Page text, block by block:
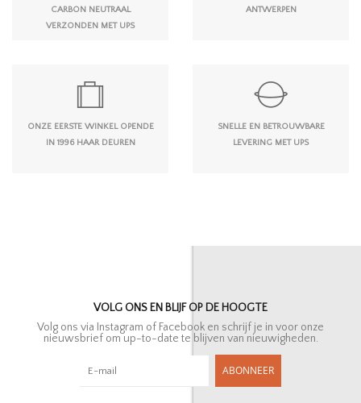
CARBON NEUTRAAL
VERZONDEN MET UPS
ANTWERPEN
ONZE EERSTE WINKEL OPENDE
IN 1996 HAAR DEUREN
SNELLE EN BETROUWBARE
LEVERING MET UPS
VOLG ONS EN BLIJF OP DE HOOGTE
Volg ons via Instagram of Facebook en schrijf je in voor onze
nieuwsbrief om up-to-date te blijven van nieuwigheden.
ABONNEER